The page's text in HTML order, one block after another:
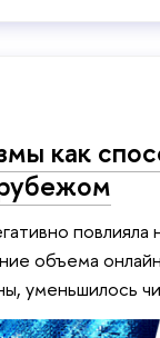
как
объема
уменьшилось